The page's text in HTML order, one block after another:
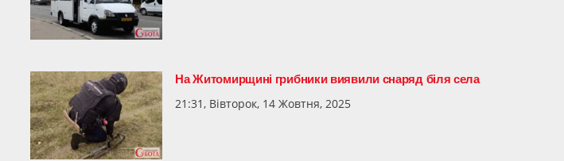
На Житомирщині грибники виявили снаряд біля села
21:31, Вівторок, 14 Жовтня, 2025